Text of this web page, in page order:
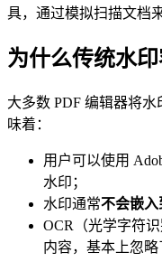
具，通过模拟扫描文档
为什么传统水
大多数 PDF 编辑器将
味着：
用户可以使用
水印；
水印通常不会嵌入
OCR（光学字符
内容，基本上忽略